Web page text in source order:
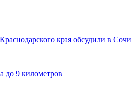
края обсудили в Сочи
до 9 километров